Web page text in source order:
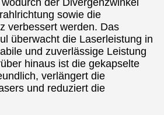
sowie die
verbessert werden. Das
überwacht die Laserleistung in
und zuverlässige Leistung
hinaus ist die gekapselte
verlängert die
und reduziert die